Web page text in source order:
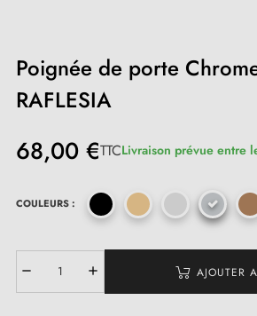
Poignée de porte
RAFLESIA
68,00 €TTCLivraison prévue entre
COULEURS :
AJOUTER